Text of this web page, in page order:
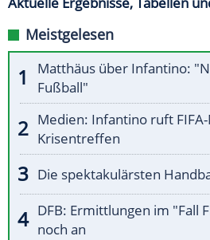
Meistgelesen
Matthäus über Infantino:
Fußball"
Medien: Infantino ruft
Krisentreffen
Die spektakulärsten
DFB: Ermittlungen im "Fall
noch an